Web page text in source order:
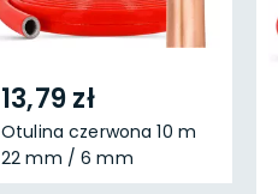
13,79 zł
Otulina czerwona 10 m
22 mm / 6 mm